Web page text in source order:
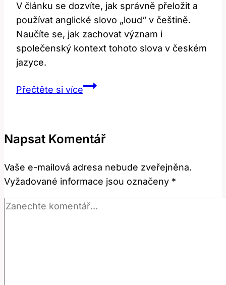
V článku se dozvíte, jak správně přeložit a
používat anglické slovo „loud“ v češtině.
Naučíte se, jak zachovat význam i
společenský kontext tohoto slova v českém
jazyce.
Přečtěte si víceLoud:
a
v
češtině
Napsat Komentář
Vaše e-mailová adresa nebude zveřejněna.
Vyžadované informace jsou označeny *